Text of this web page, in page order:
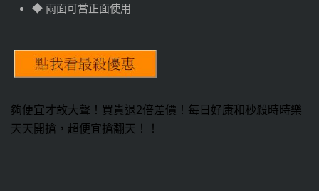
◆ 兩面可當正面使用
夠便宜才敢大聲！買貴退2倍差價！每日好康和秒殺時時樂
天天開搶，超便宜搶翻天！！